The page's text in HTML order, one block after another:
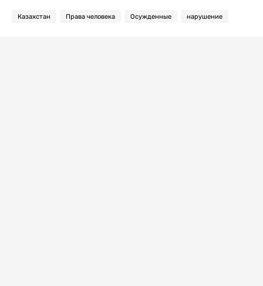
Казахстан Права человека Осужденные нарушение